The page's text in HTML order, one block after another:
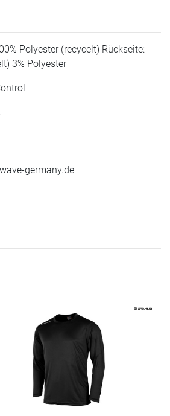
Polyester (recycelt) Rückseite:
3% Polyester
germany.de